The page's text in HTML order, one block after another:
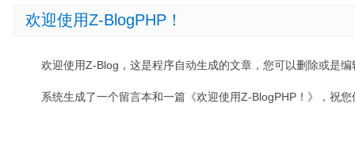
欢迎使用Z-BlogPHP！
欢迎使用Z-Blog，这是程序自动生成的文章，您可以删除或是编
系统生成了一个留言本和一篇《欢迎使用Z-BlogPHP！》，祝